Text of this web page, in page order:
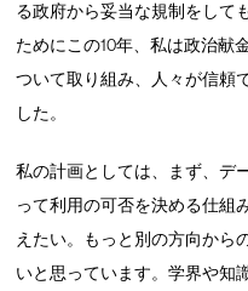
る政府から妥当な規制をして
ためにこの10年、私は政治献
ついて取り組み、人々が信頼
した。
私の計画としては、まず、デ
って利用の可否を決める仕組
えたい。もっと別の方向から
いと思っています。学界や知